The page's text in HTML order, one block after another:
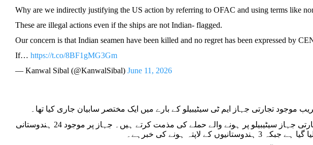
Why are we indirectly justifying the US action by referring to OFAC and using terms like
These are illegal actions even if the ships are not Indian- flagged.
Our concern is that Indian seamen have been killed and no regret has been expressed by
If…https://t.co/8BF1gMG3Gm
— Kanwal Sibal (@KanwalSibal)June 11, 2026
بیان میں کہا گیا تھا،’ہم آج عمان کے ساحل کے قریب تجارتی جہاز سیٹیبیلو پر ہونے والے حملے کی مذمت کرتے ہیں۔ جہاز پر موجود 24 ہندوستانی